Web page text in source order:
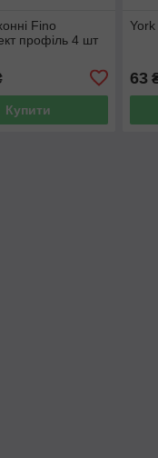
Fino
профіль 4 шт
Купити
York
63